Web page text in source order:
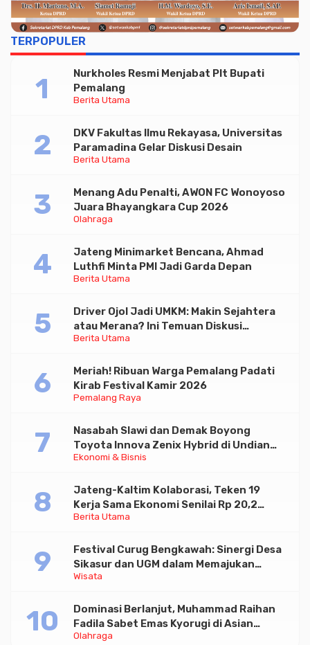
TERPOPULER
Berita Utama
Nurkholes Resmi Menjabat Plt Bupati
Pemalang
Berita Utama
DKV Fakultas Ilmu Rekayasa, Universitas
Paramadina Gelar Diskusi Desain
Olahraga
Menang Adu Penalti, AWON FC Wonoyoso
Juara Bhayangkara Cup 2026
Berita Utama
Jateng Minimarket Bencana, Ahmad
Luthfi Minta PMI Jadi Garda Depan
Berita Utama
Driver Ojol Jadi UMKM: Makin Sejahtera
atau Merana? Ini Temuan Diskusi
Paramadina
Pemalang Raya
Meriah! Ribuan Warga Pemalang Padati
Kirab Festival Kamir 2026
Ekonomi & Bisnis
Nasabah Slawi dan Demak Boyong
Toyota Innova Zenix Hybrid di Undian
Tabungan Bima Bank Jateng
Berita Utama
Jateng-Kaltim Kolaborasi, Teken 19
Kerja Sama Ekonomi Senilai Rp 20,2
Triliun
Wisata
Festival Curug Bengkawah: Sinergi Desa
Sikasur dan UGM dalam Memajukan
Wisata serta UMKM Lokal
Olahraga
Dominasi Berlanjut, Muhammad Raihan
Fadila Sabet Emas Kyorugi di Asian
Taekwondo Indonesia Open 2026